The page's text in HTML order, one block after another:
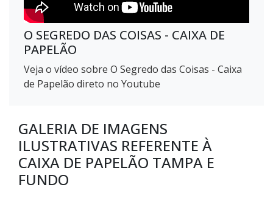
O SEGREDO DAS COISAS - CAIXA DE
PAPELÃO
Veja o vídeo sobre O Segredo das Coisas - Caixa
de Papelão direto no Youtube
GALERIA DE IMAGENS
ILUSTRATIVAS REFERENTE À
CAIXA DE PAPELÃO TAMPA E
FUNDO